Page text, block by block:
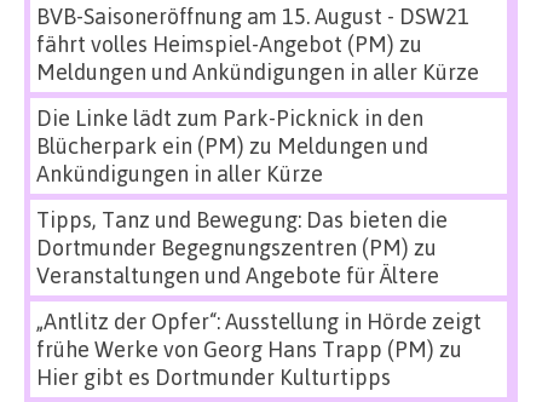
BVB-Saisoneröffnung am 15. August - DSW21
fährt volles Heimspiel-Angebot (PM) zu
Meldungen und Ankündigungen in aller Kürze
Die Linke lädt zum Park-Picknick in den
Blücherpark ein (PM) zu Meldungen und
Ankündigungen in aller Kürze
Tipps, Tanz und Bewegung: Das bieten die
Dortmunder Begegnungszentren (PM) zu
Veranstaltungen und Angebote für Ältere
„Antlitz der Opfer“: Ausstellung in Hörde zeigt
frühe Werke von Georg Hans Trapp (PM) zu
Hier gibt es Dortmunder Kulturtipps